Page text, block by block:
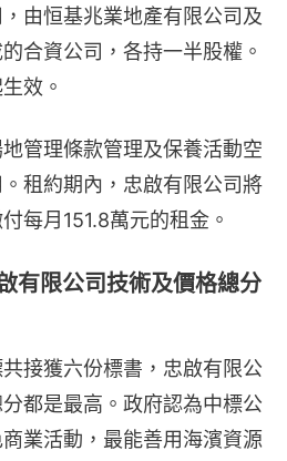
由恒基兆業地產有限公司及
合資公司，各持一半股權。
效。
管理條款管理及保養活動空
租約期內，忠啟有限公司將
每月151.8萬元的租金。
限公司技術及價格總分
接獲六份標書，忠啟有限公
都是最高。政府認為中標公
業活動，最能善用海濱資源